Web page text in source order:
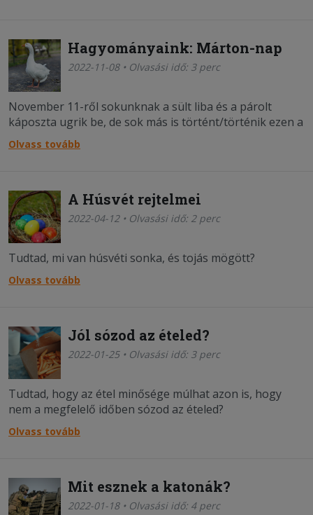
Hagyományaink: Márton-nap
2022-11-08 • Olvasási idő: 3 perc
November 11-ről sokunknak a sült liba és a párolt
káposzta ugrik be, de sok más is történt/történik ezen a
napon.
Olvass tovább
A Húsvét rejtelmei
2022-04-12 • Olvasási idő: 2 perc
Tudtad, mi van húsvéti sonka, és tojás mögött?
Olvass tovább
Jól sózod az ételed?
2022-01-25 • Olvasási idő: 3 perc
Tudtad, hogy az étel minősége múlhat azon is, hogy
nem a megfelelő időben sózod az ételed?
Olvass tovább
Mit esznek a katonák?
2022-01-18 • Olvasási idő: 4 perc